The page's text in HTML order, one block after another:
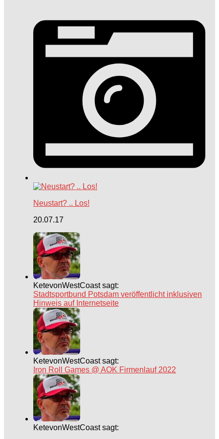
Neustart? .. Los!
20.07.17
KetevonWestCoast sagt:
Stadtsportbund Potsdam veröffentlicht inklusiven
Hinweis auf Internetseite
KetevonWestCoast sagt:
Iron Roll Games @ AOK Firmenlauf 2022
KetevonWestCoast sagt: